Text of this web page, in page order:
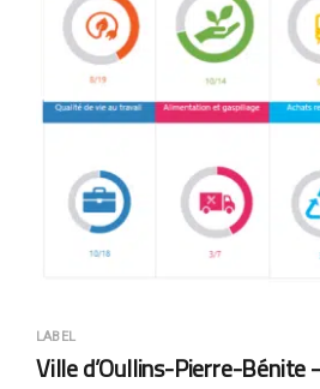
LABEL
Ville d’Oullins-Pierre-